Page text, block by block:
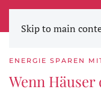
Skip to main
ENERGIE SPAREN
Wenn